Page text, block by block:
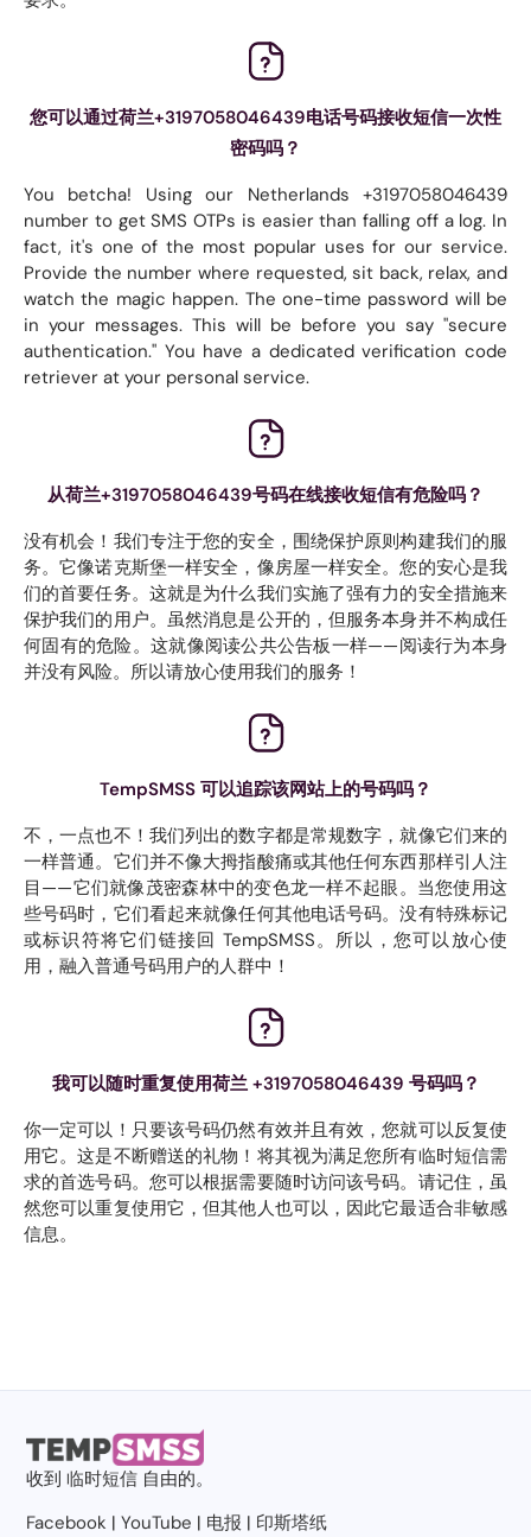
您可以通过荷兰+3197058046439电话号码接收短信一次性
密码吗？
You betcha! Using our Netherlands +3197058046439
number to get SMS OTPs is easier than falling off a log. In
fact, it's one of the most popular uses for our service.
Provide the number where requested, sit back, relax, and
watch the magic happen. The one-time password will be
in your messages. This will be before you say "secure
authentication." You have a dedicated verification code
retriever at your personal service.
从荷兰+3197058046439号码在线接收短信有危险吗？
没有机会！我们专注于您的安全，围绕保护原则构建我们的服
务。它像诺克斯堡一样安全，像房屋一样安全。您的安心是我
们的首要任务。这就是为什么我们实施了强有力的安全措施来
保护我们的用户。虽然消息是公开的，但服务本身并不构成任
何固有的危险。这就像阅读公共公告板一样——阅读行为本身
并没有风险。所以请放心使用我们的服务！
TempSMSS 可以追踪该网站上的号码吗？
不，一点也不！我们列出的数字都是常规数字，就像它们来的
一样普通。它们并不像大拇指酸痛或其他任何东西那样引人注
目——它们就像茂密森林中的变色龙一样不起眼。当您使用这
些号码时，它们看起来就像任何其他电话号码。没有特殊标记
或标识符将它们链接回 TempSMSS。所以，您可以放心使
用，融入普通号码用户的人群中！
我可以随时重复使用荷兰 +3197058046439 号码吗？
你一定可以！只要该号码仍然有效并且有效，您就可以反复使
用它。这是不断赠送的礼物！将其视为满足您所有临时短信需
求的首选号码。您可以根据需要随时访问该号码。请记住，虽
然您可以重复使用它，但其他人也可以，因此它最适合非敏感
信息。
收到临时短信 自由的。
Facebook |YouTube | 电报 | 印斯塔纸